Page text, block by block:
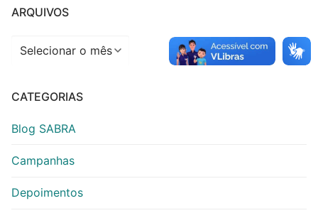
ARQUIVOS
Arquivos
CATEGORIAS
Blog SABRA
Campanhas
Depoimentos